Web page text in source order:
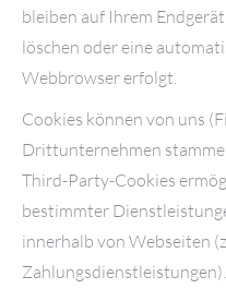
bleiben auf Ihrem
löschen oder eine
Webbrowser erfolgt.
Cookies können von uns
Drittunternehmen
Third-Party-Cookies
bestimmter
innerhalb von Webseiten
Zahlungsdienstleistungen).